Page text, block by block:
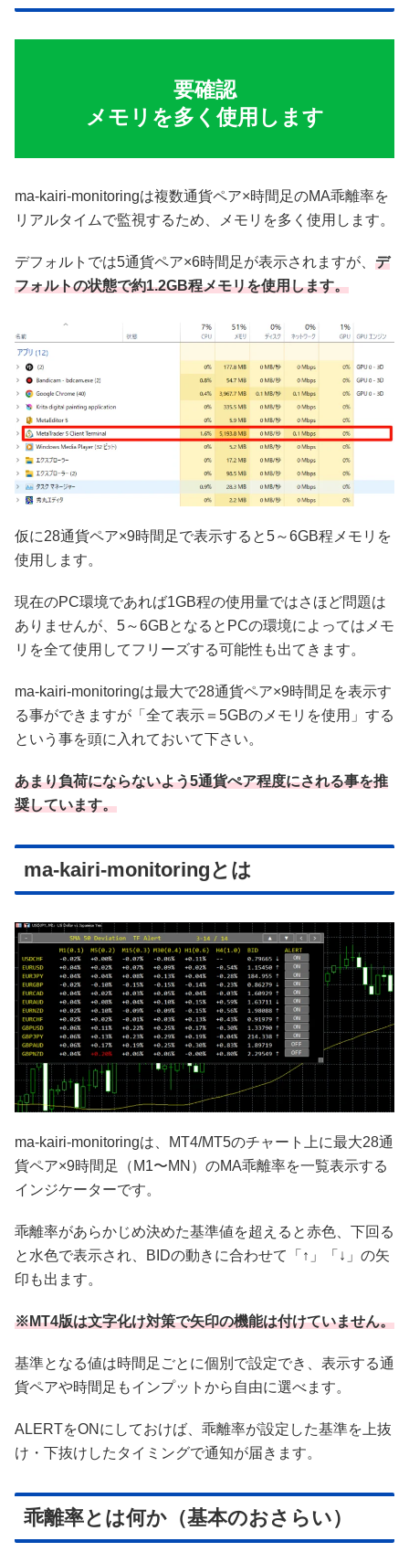
要確認
メモリを多く使用します
ma-kairi-monitoringは複数通貨ペア×時間足のMA乖離率を
リアルタイムで監視するため、メモリを多く使用します。
デフォルトでは5通貨ペア×6時間足が表示されますが、 デ
フォルトの状態で約1.2GB程メモリを使用します。
仮に28通貨ペア×9時間足で表示すると5～6GB程メモリを
使用します。
現在のPC環境であれば1GB程の使用量ではさほど問題は
ありませんが、5～6GBとなるとPCの環境によってはメモ
リを全て使用してフリーズする可能性も出てきます。
ma-kairi-monitoringは最大で28通貨ペア×9時間足を表示す
る事ができますが「全て表示＝5GBのメモリを使用」する
という事を頭に入れておいて下さい。
あまり負荷にならないよう5通貨ぺア程度にされる事を推
奨しています。
ma-kairi-monitoringとは
ma-kairi-monitoringは、MT4/MT5のチャート上に最大28通
貨ペア×9時間足（M1〜MN）のMA乖離率を一覧表示する
インジケーターです。
乖離率があらかじめ決めた基準値を超えると赤色、下回る
と水色で表示され、BIDの動きに合わせて「↑」「↓」の矢
印も出ます。
※MT4版は文字化け対策で矢印の機能は付けていません。
基準となる値は時間足ごとに個別で設定でき、表示する通
貨ペアや時間足もインプットから自由に選べます。
ALERTをONにしておけば、乖離率が設定した基準を上抜
け・下抜けしたタイミングで通知が届きます。
乖離率とは何か（基本のおさらい）